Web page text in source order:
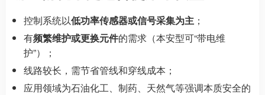
控制系统以低功率传感器或信号采集为主 ；
有频繁维护或更换元件的需求（本安型可“带电维
护”）；
线路较长，需节省管线和穿线成本；
应用领域为石油化工、制药、天然气等强调本质安全的